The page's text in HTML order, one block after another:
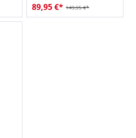
149,95 €*
89,95 €*